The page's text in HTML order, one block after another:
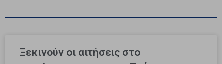
Ξεκινούν οι αιτήσεις στο